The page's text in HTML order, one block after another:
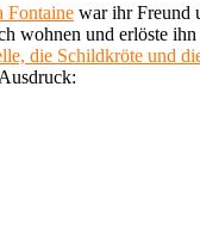
Fontaine war ihr Freund
wohnen und erlöste
die Schildkröte und